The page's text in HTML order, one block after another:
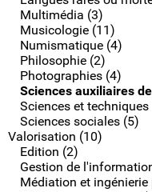
Multimédia (3)
Musicologie (11)
Numismatique (4)
Philosophie (2)
Photographies (4)
Sciences auxiliaires
Sciences et techniques
Sciences sociales (5)
Valorisation (10)
Edition (2)
Gestion de
Médiation et